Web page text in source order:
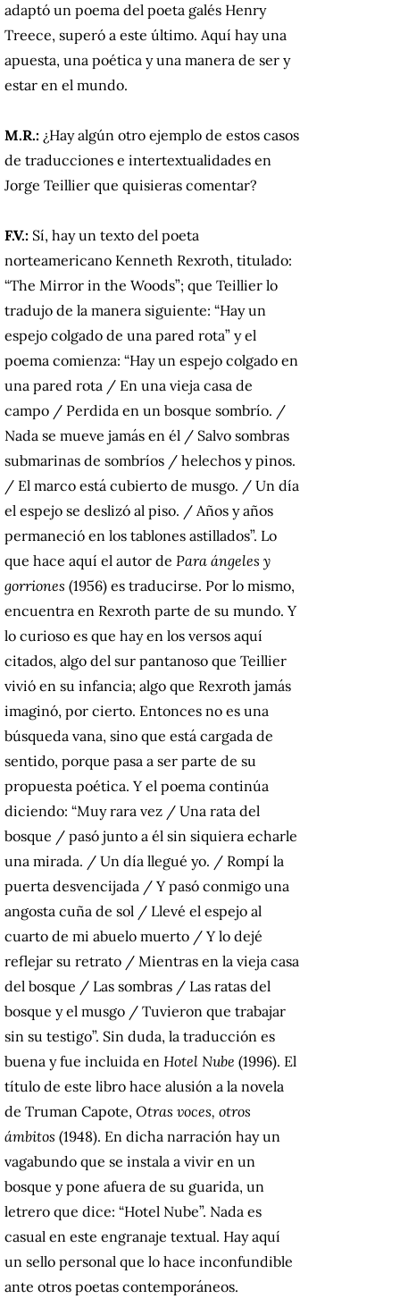
adaptó un poema del poeta galés Henry
Treece, superó a este último. Aquí hay una
apuesta, una poética y una manera de ser y
estar en el mundo.
M.R.: ¿Hay algún otro ejemplo de estos casos
de traducciones e intertextualidades en
Jorge Teillier que quisieras comentar?
F.V.: Sí, hay un texto del poeta
norteamericano Kenneth Rexroth, titulado:
“The Mirror in the Woods”; que Teillier lo
tradujo de la manera siguiente: “Hay un
espejo colgado de una pared rota” y el
poema comienza: “Hay un espejo colgado en
una pared rota / En una vieja casa de
campo / Perdida en un bosque sombrío. /
Nada se mueve jamás en él / Salvo sombras
submarinas de sombríos / helechos y pinos.
/ El marco está cubierto de musgo. / Un día
el espejo se deslizó al piso. / Años y años
permaneció en los tablones astillados”. Lo
que hace aquí el autor de Para ángeles y
gorriones (1956) es traducirse. Por lo mismo,
encuentra en Rexroth parte de su mundo. Y
lo curioso es que hay en los versos aquí
citados, algo del sur pantanoso que Teillier
vivió en su infancia; algo que Rexroth jamás
imaginó, por cierto. Entonces no es una
búsqueda vana, sino que está cargada de
sentido, porque pasa a ser parte de su
propuesta poética. Y el poema continúa
diciendo: “Muy rara vez / Una rata del
bosque / pasó junto a él sin siquiera echarle
una mirada. / Un día llegué yo. / Rompí la
puerta desvencijada / Y pasó conmigo una
angosta cuña de sol / Llevé el espejo al
cuarto de mi abuelo muerto / Y lo dejé
reflejar su retrato / Mientras en la vieja casa
del bosque / Las sombras / Las ratas del
bosque y el musgo / Tuvieron que trabajar
sin su testigo”. Sin duda, la traducción es
buena y fue incluida en Hotel Nube (1996). El
título de este libro hace alusión a la novela
de Truman Capote, Otras voces, otros
ámbitos (1948). En dicha narración hay un
vagabundo que se instala a vivir en un
bosque y pone afuera de su guarida, un
letrero que dice: “Hotel Nube”. Nada es
casual en este engranaje textual. Hay aquí
un sello personal que lo hace inconfundible
ante otros poetas contemporáneos.